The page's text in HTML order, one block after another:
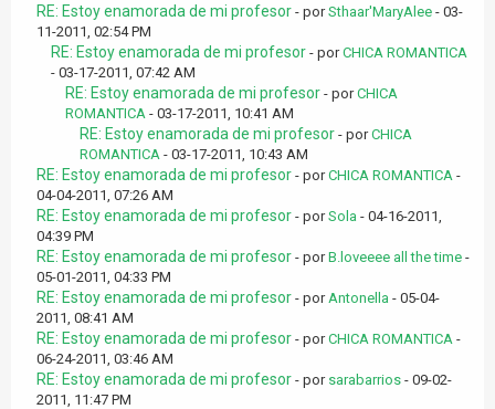
RE: Estoy enamorada de mi profesor - porSthaar'MaryAlee - 03-
11-2011, 02:54 PM
RE: Estoy enamorada de mi profesor - porCHICA ROMANTICA
- 03-17-2011, 07:42 AM
RE: Estoy enamorada de mi profesor - porCHICA
ROMANTICA - 03-17-2011, 10:41 AM
RE: Estoy enamorada de mi profesor - porCHICA
ROMANTICA - 03-17-2011, 10:43 AM
RE: Estoy enamorada de mi profesor - porCHICA ROMANTICA -
04-04-2011, 07:26 AM
RE: Estoy enamorada de mi profesor - porSola - 04-16-2011,
04:39 PM
RE: Estoy enamorada de mi profesor - porB.loveeee all the time -
05-01-2011, 04:33 PM
RE: Estoy enamorada de mi profesor - porAntonella - 05-04-
2011, 08:41 AM
RE: Estoy enamorada de mi profesor - porCHICA ROMANTICA -
06-24-2011, 03:46 AM
RE: Estoy enamorada de mi profesor - por sarabarrios - 09-02-
2011, 11:47 PM